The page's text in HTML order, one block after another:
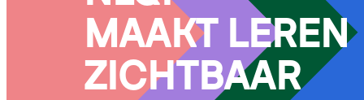
MAAKT LEREN
ZICHTBAAR